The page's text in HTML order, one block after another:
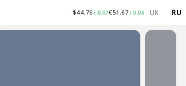
$44.76↑ 0.07€51.67↑ 0.05 UK RU